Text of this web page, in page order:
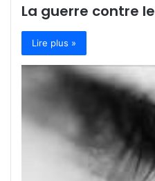
La guerre contre
Lire plus »